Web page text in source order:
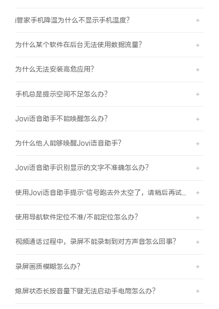
i管家手机降温为什么不显示手机温度？
为什么某个软件在后台无法使用数据流量？
为什么无法安装高危应用？
手机总是提示空间不足怎么办？
Jovi语音助手不能唤醒怎么办？
为什么他人能够唤醒Jovi语音助手？
Jovi语音助手识别显示的文字不准确怎么办？
使用导航软件定位不准/不能定位怎么办？
视频通话过程中，录屏不能录制到对方声音怎么回事？
录屏画质模糊怎么办？
熄屏状态长按音量下键无法启动手电筒怎么办？